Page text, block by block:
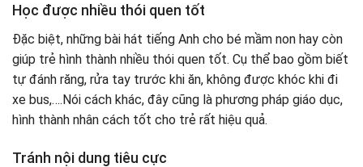
Học được nhiều thói quen tốt
Đặc biệt, những bài hát tiếng Anh cho bé mầm non hay còn
giúp trẻ hình thành nhiều thói quen tốt. Cụ thể bao gồm biết
tự đánh răng, rửa tay trước khi ăn, không được khóc khi đi
xe bus,….Nói cách khác, đây cũng là phương pháp giáo dục,
hình thành nhân cách tốt cho trẻ rất hiệu quả.
Tránh nội dung tiêu cực